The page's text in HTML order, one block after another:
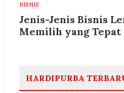
BISNIS
Jenis-Jenis Bisnis
Memilih yang Tepat
HARDIPURBA